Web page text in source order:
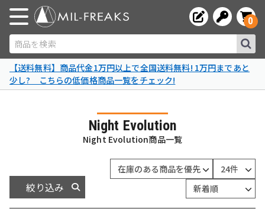
商品を検索
0
【送料無料】商品代金1万円以上で全国送料無料! 1万円まであと
少し? こちらの低価格商品一覧をチェック!
Night Evolution
Night Evolution商品一覧
絞り込み